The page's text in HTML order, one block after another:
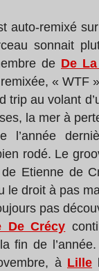
auto-remixé
sonnait
de De La
« WTF
trip au volant
la mer à
l’année
rodé. Le
Etienne de
le droit à pas
pas
De Crécy
fin de
à Lille